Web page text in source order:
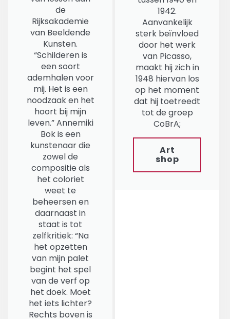
de
Rijksakademie
van Beeldende
Kunsten.
“Schilderen is
een soort
ademhalen voor
mij. Het is een
noodzaak en het
hoort bij mijn
leven.” Annemiki
Bok is een
kunstenaar die
zowel de
compositie als
het coloriet
weet te
beheersen en
daarnaast in
staat is tot
zelfkritiek: “Na
het opzetten
van mijn palet
begint het spel
van de verf op
het doek. Moet
het iets lichter?
Rechts boven is
1942.
Aanvankelijk
sterk beïnvloed
door het werk
van Picasso,
maakt hij zich in
1948 hiervan los
op het moment
dat hij toetreedt
tot de groep
CoBrA;
Art
shop